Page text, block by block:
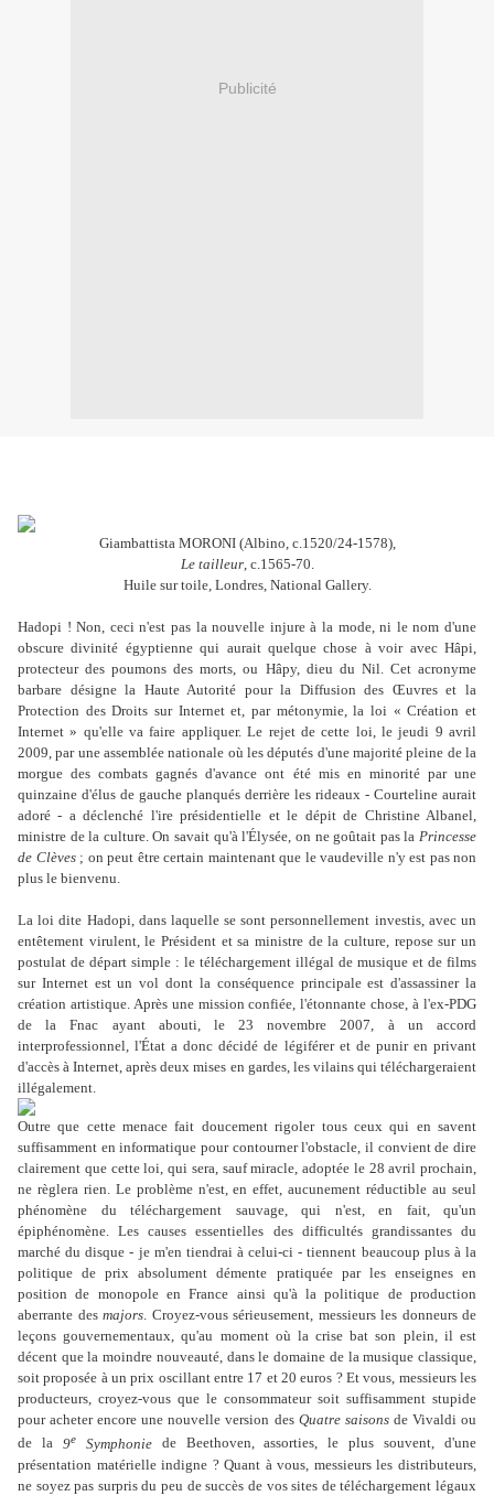
Publicité
Giambattista MORONI (Albino, c.1520/24-1578),
Le tailleur, c.1565-70.
Huile sur toile, Londres, National Gallery.
Hadopi ! Non, ceci n'est pas la nouvelle injure à la mode, ni le nom d'une
obscure divinité égyptienne qui aurait quelque chose à voir avec Hâpi,
protecteur des poumons des morts, ou Hâpy, dieu du Nil. Cet acronyme
barbare désigne la Haute Autorité pour la Diffusion des Œuvres et la
Protection des Droits sur Internet et, par métonymie, la loi « Création et
Internet » qu'elle va faire appliquer. Le rejet de cette loi, le jeudi 9 avril
2009, par une assemblée nationale où les députés d'une majorité pleine de la
morgue des combats gagnés d'avance ont été mis en minorité par une
quinzaine d'élus de gauche planqués derrière les rideaux - Courteline aurait
adoré - a déclenché l'ire présidentielle et le dépit de Christine Albanel,
ministre de la culture. On savait qu'à l'Élysée, on ne goûtait pas la Princesse
de Clèves; on peut être certain maintenant que le vaudeville n'y est pas non
plus le bienvenu.
La loi dite Hadopi, dans laquelle se sont personnellement investis, avec un
entêtement virulent, le Président et sa ministre de la culture, repose sur un
postulat de départ simple : le téléchargement illégal de musique et de films
sur Internet est un vol dont la conséquence principale est d'assassiner la
création artistique. Après une mission confiée, l'étonnante chose, à l'ex-PDG
de la Fnac ayant abouti, le 23 novembre 2007, à un accord
interprofessionnel, l'État a donc décidé de légiférer et de punir en privant
d'accès à Internet, après deux mises en gardes, les vilains qui téléchargeraient
illégalement.
Outre que cette menace fait doucement rigoler tous ceux qui en savent
suffisamment en informatique pour contourner l'obstacle, il convient de dire
clairement que cette loi, qui sera, sauf miracle, adoptée le 28 avril prochain,
ne règlera rien. Le problème n'est, en effet, aucunement réductible au seul
phénomène du téléchargement sauvage, qui n'est, en fait, qu'un
épiphénomène. Les causes essentielles des difficultés grandissantes du
marché du disque - je m'en tiendrai à celui-ci - tiennent beaucoup plus à la
politique de prix absolument démente pratiquée par les enseignes en
position de monopole en France ainsi qu'à la politique de production
aberrante des majors. Croyez-vous sérieusement, messieurs les donneurs de
leçons gouvernementaux, qu'au moment où la crise bat son plein, il est
décent que la moindre nouveauté, dans le domaine de la musique classique,
soit proposée à un prix oscillant entre 17 et 20 euros ? Et vous, messieurs les
producteurs, croyez-vous que le consommateur soit suffisamment stupide
pour acheter encore une nouvelle version des Quatre saisonsde Vivaldi ou
de la 9eSymphoniede Beethoven, assorties, le plus souvent, d'une
présentation matérielle indigne ? Quant à vous, messieurs les distributeurs,
ne soyez pas surpris du peu de succès de vos sites de téléchargement légaux